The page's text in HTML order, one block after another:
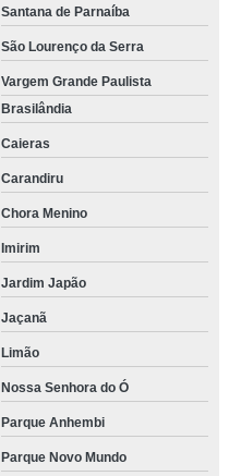
Santana de Parnaíba
São Lourenço da Serra
Vargem Grande Paulista
Brasilândia
Caieras
Carandiru
Chora Menino
Imirim
Jardim Japão
Jaçanã
Limão
Nossa Senhora do Ó
Parque Anhembi
Parque Novo Mundo